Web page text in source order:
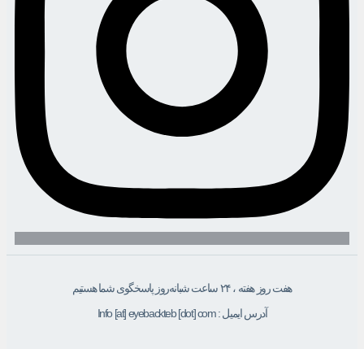
هفت روز هفته ، ۲۴ ساعت شبانه‌روز پاسخگوی شما هستیم
آدرس ایمیل : Info [at] eyebackteb [dot] com